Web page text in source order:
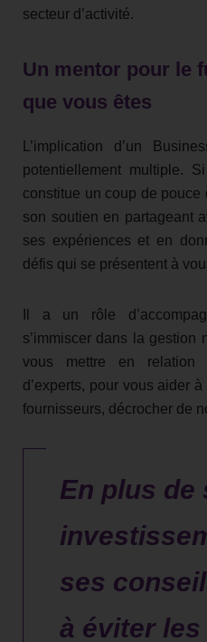
secteur d’activité.
Un mentor pour le
que vous êtes
L’implication d’un
potentiellement multiple.
constitue un coup de pouce
son soutien en partageant
ses expériences et en
défis qui se présentent à
Il a un rôle
s’immiscer dans la gestion
vous mettre en relation
d’experts, pour vous aider
fournisseurs, décrocher de
En plus de
ses
à éviter